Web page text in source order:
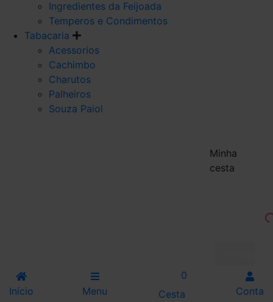
Ingredientes da Feijoada
Temperos e Condimentos
Tabacaria
Acessorios
Cachimbo
Charutos
Palheiros
Souza Paiol
Minha
cesta
Início Menu
0
Cesta
Conta